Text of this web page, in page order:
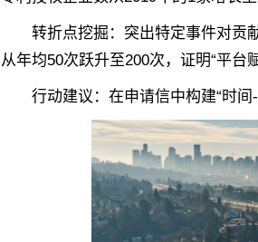
转折点挖掘‌：突出特定事件对贡献
从年均50次跃升至200次，证明“平台
行动建议‌：在申请信中构建“时间-